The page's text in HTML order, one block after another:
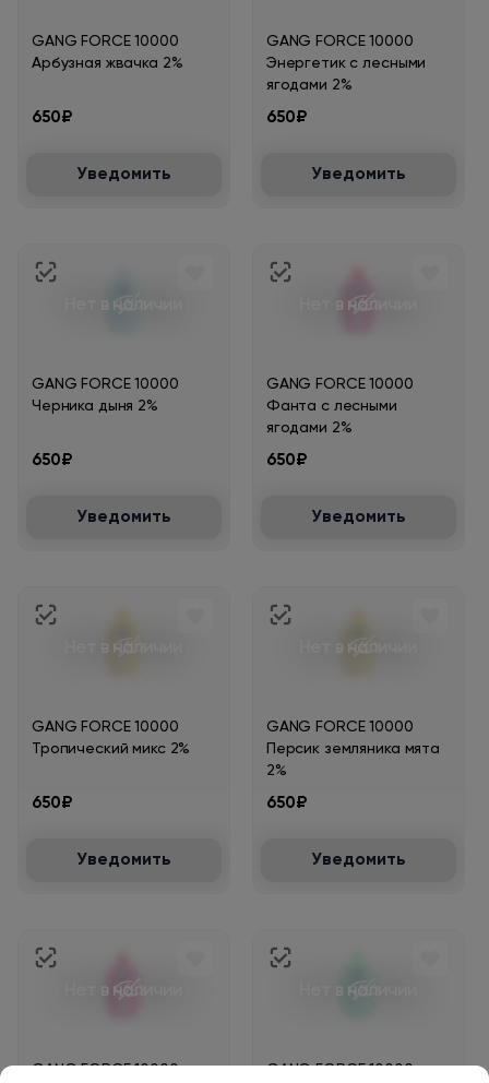
GANG FORCE 10000
Арбузная жвачка 2%
650₽
Уведомить
GANG FORCE 10000
Энергетик с лесными
ягодами 2%
650₽
Уведомить
Нет в наличии
GANG FORCE 10000
Черника дыня 2%
650₽
Уведомить
Нет в наличии
GANG FORCE 10000
Фанта с лесными
ягодами 2%
650₽
Уведомить
Нет в наличии
GANG FORCE 10000
Тропический микс 2%
650₽
Уведомить
Нет в наличии
GANG FORCE 10000
Персик земляника мята
2%
650₽
Уведомить
Нет в наличии
GANG FORCE 10000
Нет в наличии
GANG FORCE 10000